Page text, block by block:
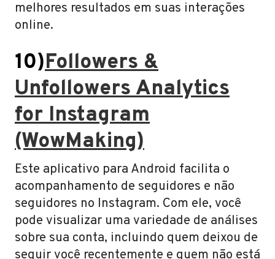
melhores resultados em suas interações
online.
10)Followers &
Unfollowers Analytics
for Instagram
(WowMaking)
Este aplicativo para Android facilita o
acompanhamento de seguidores e não
seguidores no Instagram. Com ele, você
pode visualizar uma variedade de análises
sobre sua conta, incluindo quem deixou de
seguir você recentemente e quem não está